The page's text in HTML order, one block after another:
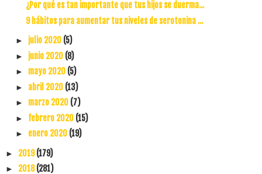
¿Por qué es tan importante que tus hijos se duerma...
9 hábitos para aumentar tus niveles de serotonina ...
► julio 2020 (5)
► junio 2020 (8)
► mayo 2020 (5)
► abril 2020 (13)
► marzo 2020 (7)
► febrero 2020 (15)
► enero 2020 (19)
► 2019(179)
► 2018(281)